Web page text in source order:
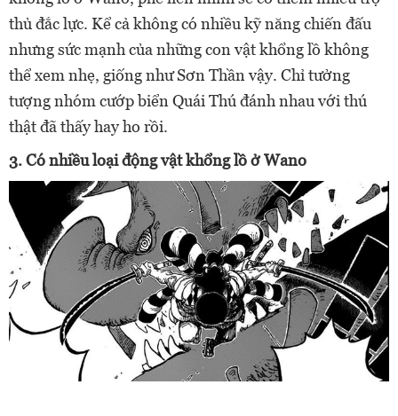
thủ đắc lực. Kể cả không có nhiều kỹ năng chiến đấu
nhưng sức mạnh của những con vật khổng lồ không
thể xem nhẹ, giống như Sơn Thần vậy. Chỉ tưởng
tượng nhóm cướp biển Quái Thú đánh nhau với thú
thật đã thấy hay ho rồi.
3. Có nhiều loại động vật khổng lồ ở Wano